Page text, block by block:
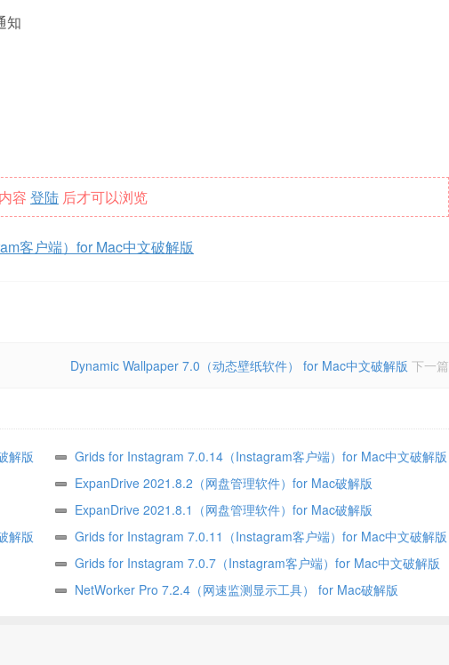
知
容 登陆 后才可以浏览
客户端）for Mac中文破解版
Dynamic Wallpaper 7.0（动态壁纸软件） for Mac中文破解版 下一篇
解版
Grids for Instagram 7.0.14（Instagram客户端）for Mac中文破解版
ExpanDrive 2021.8.2（网盘管理软件）for Mac破解版
ExpanDrive 2021.8.1（网盘管理软件）for Mac破解版
解版
Grids for Instagram 7.0.11（Instagram客户端）for Mac中文破解版
Grids for Instagram 7.0.7（Instagram客户端）for Mac中文破解版
NetWorker Pro 7.2.4（网速监测显示工具） for Mac破解版